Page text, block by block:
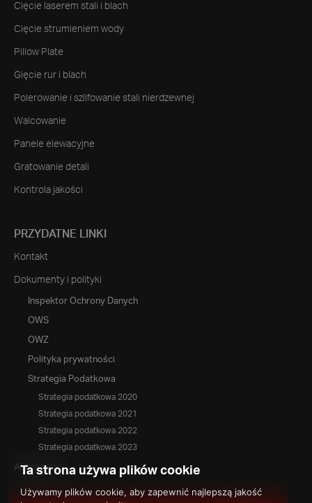
Cięcie laserem stali i blach
Cięcie strumieniem wody
Pillow Plate
Gięcie rur i blach
Polerowanie i szlifowanie stali nierdzewnej
Walcowanie
Panele elewacyjne
Gratowanie detali
Kontrola jakości
PRZYDATNE LINKI
Kontakt
Dokumenty i polityki
Inspektor Ochrony Danych
OWS
OWZ
Polityka prywatności
Strategia Podatkowa
Strategia podatkowa 2020
Strategia podatkowa 2021
Strategia podatkowa 2022
Strategia podatkowa 2023
Aktualności
Ta strona używa plików cookie
Używamy plików cookie, aby zapewnić najlepszą jakość